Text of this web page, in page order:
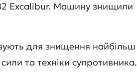
Excalibur. Машину знищили
для знищення найбільш
та техніки супротивника.